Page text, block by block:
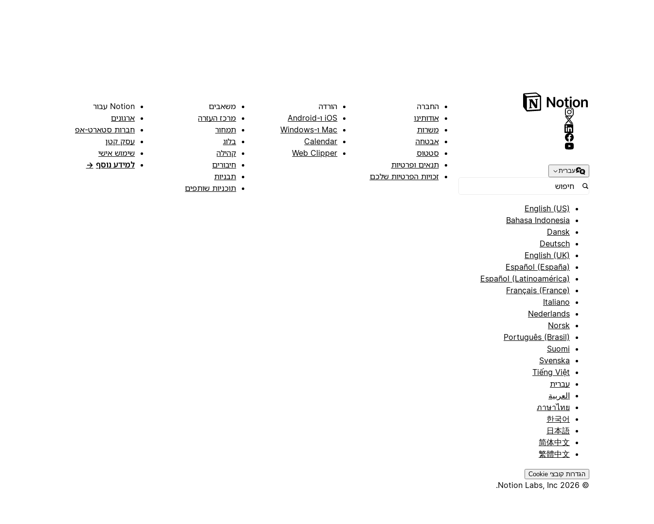
עברית
English (US)
Bahasa Indonesia
Dansk
Deutsch
English (UK)
Español (España)
Español (Latinoamérica)
Français (France)
Italiano
Nederlands
Norsk
Português (Brasil)
Suomi
Svenska
Tiếng Việt
עברית
العربية
ภาษาไทย
한국어
日本語
简体中文
繁體中文
הגדרות קובצי Cookie
© 2026 Notion Labs, Inc.
החברה
אודותינו
משרות
אבטחה
סטטוס
תנאים ופרטיות
זכויות הפרטיות שלכם
הורדה
iOS ו-Android
Mac ו-Windows
Calendar
Web Clipper
משאבים
מרכז העזרה
תמחור
בלוג
קהילה
חיבורים
תבניות
תוכניות שותפים
Notion עבור
ארגונים
חברות סטארט-אפ
עסק קטן
שימוש אישי
למידע נוסף →